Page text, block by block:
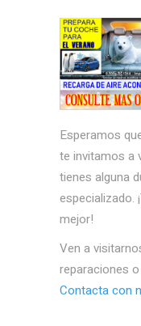
Esperamos
te invitamos a
tienes alguna
especializado.
mejor!
Ven a
reparaciones
Contacta con